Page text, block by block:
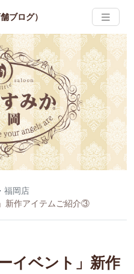
ブログ）
福岡店
新作アイテムご紹介③
イベント」新作